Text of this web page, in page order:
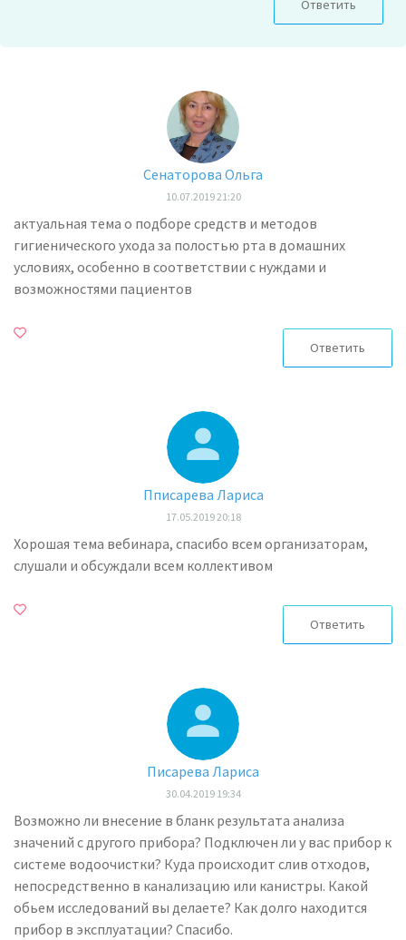
Ответить
Сенаторова Ольга
10.07.2019 21:20
актуальная тема о подборе средств и методов
гигиенического ухода за полостью рта в домашних
условиях, особенно в соответствии с нуждами и
возможностями пациентов
Ответить
Пписарева Лариса
17.05.2019 20:18
Хорошая тема вебинара, спасибо всем организаторам,
слушали и обсуждали всем коллективом
Ответить
Писарева Лариса
30.04.2019 19:34
Возможно ли внесение в бланк результата анализа
значений с другого прибора? Подключен ли у вас прибор к
системе водоочистки? Куда происходит слив отходов,
непосредственно в канализацию или канистры. Какой
обьем исследований вы делаете? Как долго находится
прибор в эксплуатации? Спасибо.